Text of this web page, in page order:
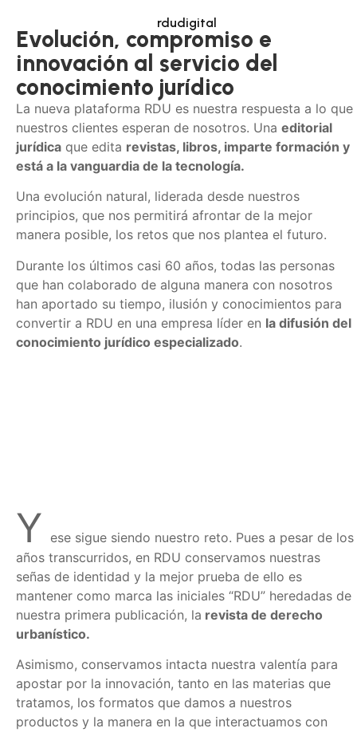
rdudigital
Evolución, compromiso e
innovación al servicio del
conocimiento jurídico
La nueva plataforma RDU es nuestra respuesta a lo que
nuestros clientes esperan de nosotros. Una editorial
jurídica que edita revistas, libros, imparte formación y
está a la vanguardia de la tecnología.
Una evolución natural, liderada desde nuestros
principios, que nos permitirá afrontar de la mejor
manera posible, los retos que nos plantea el futuro.
Durante los últimos casi 60 años, todas las personas
que han colaborado de alguna manera con nosotros
han aportado su tiempo, ilusión y conocimientos para
convertir a RDU en una empresa líder en la difusión del
conocimiento jurídico especializado.
Y ese sigue siendo nuestro reto. Pues a pesar de los
años transcurridos, en RDU conservamos nuestras
señas de identidad y la mejor prueba de ello es
mantener como marca las iniciales “RDU” heredadas de
nuestra primera publicación, la revista de derecho
urbanístico.
Asimismo, conservamos intacta nuestra valentía para
apostar por la innovación, tanto en las materias que
tratamos, los formatos que damos a nuestros
productos y la manera en la que interactuamos con